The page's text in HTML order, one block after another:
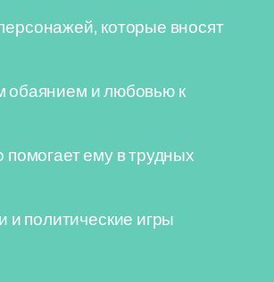
которые вносят
обаянием и любовью к
помогает ему в трудных
политические игры